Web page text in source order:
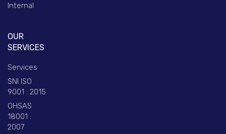
Internal
OUR
SERVICES
Services
SNI ISO
9001 : 2015
OHSAS
18001 :
2007